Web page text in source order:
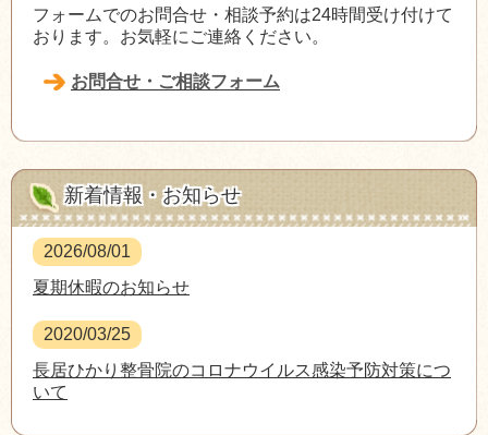
フォームでのお問合せ・相談予約は24時間受け付けて
おります。お気軽にご連絡ください。
お問合せ・ご相談フォーム
新着情報・お知らせ
2026/08/01
夏期休暇のお知らせ
2020/03/25
長居ひかり整骨院のコロナウイルス感染予防対策につ
いて